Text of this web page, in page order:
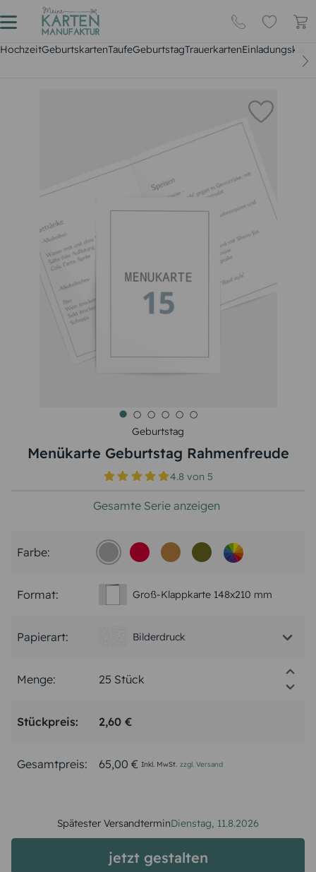
HochzeitGeburtskartenTaufeGeburtstagTrauerkarten
Geburtstag
Menükarte Geburtstag Rahmenfreude
4.8 von5
Gesamte Serie anzeigen
Farbe:
Format: Groß-Klappkarte 148x210 mm
Papierart: Bilderdruck
Menge:
Stückpreis: 2,60 €
Gesamtpreis: 65,00 € Inkl. MwSt. zzgl. Versand
Spätester VersandterminDienstag, 11.8.2026
jetzt gestalten